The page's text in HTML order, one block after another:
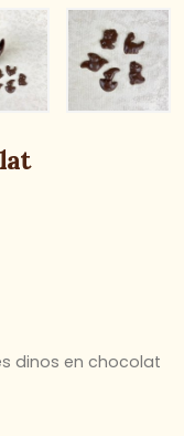
dinos en chocolat